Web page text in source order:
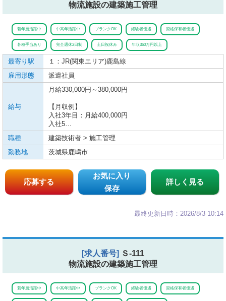
物流施設の建築施工管理
若年層活躍中 中高年活躍中 ブランクOK 経験者優遇 資格保有者優遇
各種手当あり 完全週休2日制 土日祝休み 年収360万円以上
最寄り駅 １：JR(関東エリア)鹿島線
雇用形態
派遣社員
給与
月給330,000円～380,000円
【月収例】
入社3年目：月給400,000円
入社5…
職種
建築技術者 > 施工管理
勤務地
茨城県鹿嶋市
応募する
お気に入り
保存
詳しく見る
最終更新日時：2026/8/3 10:14
[求人番号] Ｓ-111
物流施設の建築施工管理
若年層活躍中 中高年活躍中 ブランクOK 経験者優遇 資格保有者優遇